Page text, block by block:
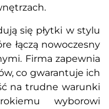
się płytki w stylu
łączą nowoczesny
Firma zapewnia
co gwarantuje ich
na trudne warunki
wyborowi